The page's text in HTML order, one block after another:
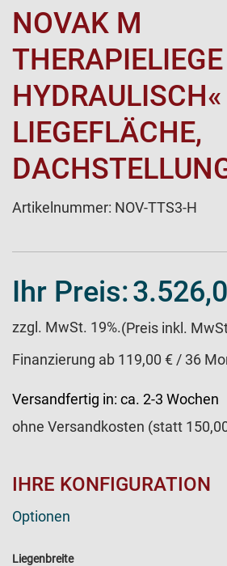
NOVAK M
LIEGEFLÄCHE,
Artikelnummer: NOV-TTS3-H
Ihr Preis:
zzgl. MwSt. 19%.(Preis inkl.
Finanzierung ab 119,00 € / 36
Versandfertig in: ca. 2-3 Wochen
ohne Versandkosten (statt
IHRE KONFIGURATION
Optionen
Liegenbreite